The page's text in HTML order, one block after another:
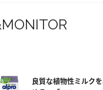
良質な植物性ミルク